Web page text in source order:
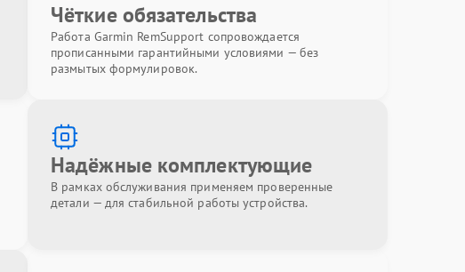
Чёткие обязательства
Работа Garmin RemSupport сопровождается
прописанными гарантийными условиями — без
размытых формулировок.
Надёжные комплектующие
В рамках обслуживания применяем проверенные
детали — для стабильной работы устройства.